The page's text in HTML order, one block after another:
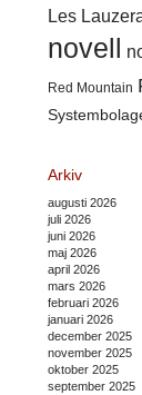
Les
novell
Red Mountain
Arkiv
augusti 2026
juli 2026
juni 2026
maj 2026
april 2026
mars 2026
februari 2026
januari 2026
december 2025
november 2025
oktober 2025
september 2025